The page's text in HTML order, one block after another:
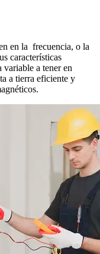
en la frecuencia, o la
características
variable a tener en
a tierra eficiente y